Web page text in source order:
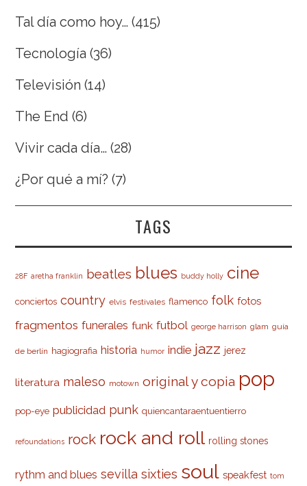
Tal día como hoy… (415)
Tecnología (36)
Televisión (14)
The End (6)
Vivir cada día… (28)
¿Por qué a mí? (7)
TAGS
28F aretha franklin beatles blues buddy holly cine
conciertos country elvis festivales flamenco folk fotos
fragmentos funerales funk futbol george harrison glam guía
de berlín hagiografia historia humor indie jazz jerez
literatura maleso motown original y copia pop
pop-eye publicidad punk quiencantaraentuentierro
refoundations rock rock and roll rolling stones
rythm and blues sevilla sixties soul speakfest tom